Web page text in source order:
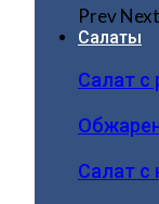
PrevNext
Салаты
Салат с
Салат с